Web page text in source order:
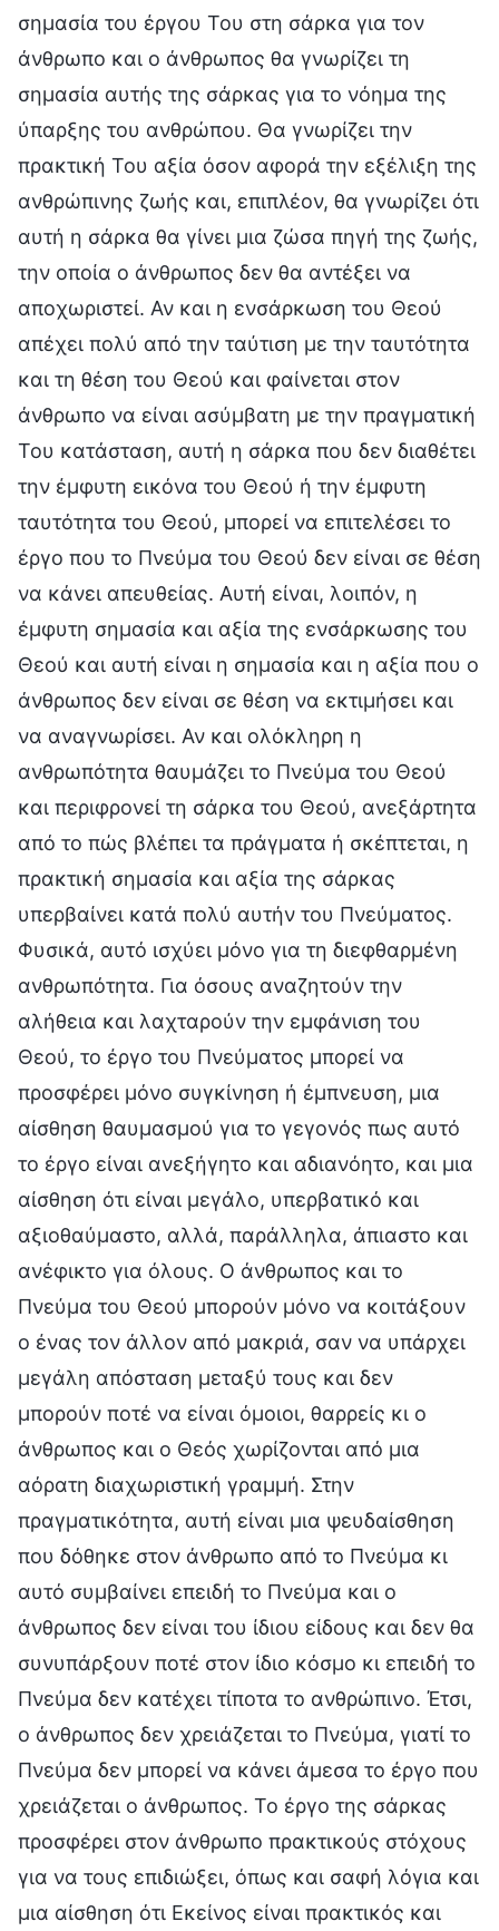
σημασία του έργου Του στη σάρκα για τον
άνθρωπο και ο άνθρωπος θα γνωρίζει τη
σημασία αυτής της σάρκας για το νόημα της
ύπαρξης του ανθρώπου. Θα γνωρίζει την
πρακτική Του αξία όσον αφορά την εξέλιξη της
ανθρώπινης ζωής και, επιπλέον, θα γνωρίζει ότι
αυτή η σάρκα θα γίνει μια ζώσα πηγή της ζωής,
την οποία ο άνθρωπος δεν θα αντέξει να
αποχωριστεί. Αν και η ενσάρκωση του Θεού
απέχει πολύ από την ταύτιση με την ταυτότητα
και τη θέση του Θεού και φαίνεται στον
άνθρωπο να είναι ασύμβατη με την πραγματική
Του κατάσταση, αυτή η σάρκα που δεν διαθέτει
την έμφυτη εικόνα του Θεού ή την έμφυτη
ταυτότητα του Θεού, μπορεί να επιτελέσει το
έργο που το Πνεύμα του Θεού δεν είναι σε θέση
να κάνει απευθείας. Αυτή είναι, λοιπόν, η
έμφυτη σημασία και αξία της ενσάρκωσης του
Θεού και αυτή είναι η σημασία και η αξία που ο
άνθρωπος δεν είναι σε θέση να εκτιμήσει και
να αναγνωρίσει. Αν και ολόκληρη η
ανθρωπότητα θαυμάζει το Πνεύμα του Θεού
και περιφρονεί τη σάρκα του Θεού, ανεξάρτητα
από το πώς βλέπει τα πράγματα ή σκέπτεται, η
πρακτική σημασία και αξία της σάρκας
υπερβαίνει κατά πολύ αυτήν του Πνεύματος.
Φυσικά, αυτό ισχύει μόνο για τη διεφθαρμένη
ανθρωπότητα. Για όσους αναζητούν την
αλήθεια και λαχταρούν την εμφάνιση του
Θεού, το έργο του Πνεύματος μπορεί να
προσφέρει μόνο συγκίνηση ή έμπνευση, μια
αίσθηση θαυμασμού για το γεγονός πως αυτό
το έργο είναι ανεξήγητο και αδιανόητο, και μια
αίσθηση ότι είναι μεγάλο, υπερβατικό και
αξιοθαύμαστο, αλλά, παράλληλα, άπιαστο και
ανέφικτο για όλους. Ο άνθρωπος και το
Πνεύμα του Θεού μπορούν μόνο να κοιτάξουν
ο ένας τον άλλον από μακριά, σαν να υπάρχει
μεγάλη απόσταση μεταξύ τους και δεν
μπορούν ποτέ να είναι όμοιοι, θαρρείς κι ο
άνθρωπος και ο Θεός χωρίζονται από μια
αόρατη διαχωριστική γραμμή. Στην
πραγματικότητα, αυτή είναι μια ψευδαίσθηση
που δόθηκε στον άνθρωπο από το Πνεύμα κι
αυτό συμβαίνει επειδή το Πνεύμα και ο
άνθρωπος δεν είναι του ίδιου είδους και δεν θα
συνυπάρξουν ποτέ στον ίδιο κόσμο κι επειδή το
Πνεύμα δεν κατέχει τίποτα το ανθρώπινο. Έτσι,
ο άνθρωπος δεν χρειάζεται το Πνεύμα, γιατί το
Πνεύμα δεν μπορεί να κάνει άμεσα το έργο που
χρειάζεται ο άνθρωπος. Το έργο της σάρκας
προσφέρει στον άνθρωπο πρακτικούς στόχους
για να τους επιδιώξει, όπως και σαφή λόγια και
μια αίσθηση ότι Εκείνος είναι πρακτικός και